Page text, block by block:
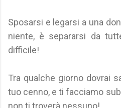
Sposarsi e legarsi a una
niente, è separarsi da
difficile!
Tra qualche giorno dovrai
tuo cenno, e ti facciamo
non ti troverà nessuno!